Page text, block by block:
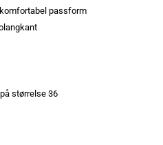
passform
størrelse 36